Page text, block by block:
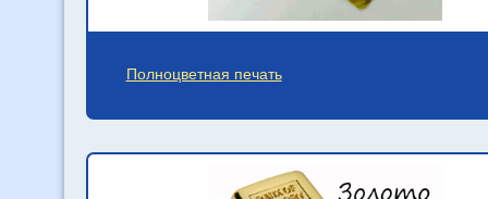
Полноцветная печать